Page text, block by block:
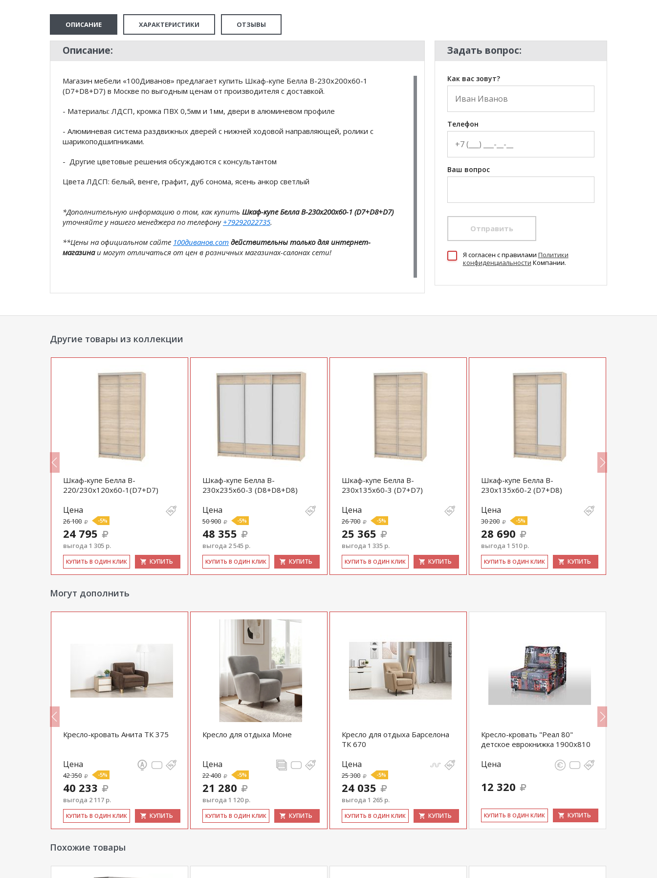
ОПИСАНИЕ ХАРАКТЕРИСТИКИ ОТЗЫВЫ
Описание:
Магазин мебели «100Диванов» предлагает купить Шкаф-купе Белла B-230х200х60-1
(D7+D8+D7) в Москве по выгодным ценам от производителя с доставкой.
- Материалы: ЛДСП, кромка ПВХ 0,5мм и 1мм, двери в алюминевом профиле
- Алюминевая система раздвижных дверей с нижней ходовой направляющей, ролики с
шарикоподшипниками.
- Другие цветовые решения обсуждаются с консультантом
Цвета ЛДСП: белый, венге, графит, дуб сонома, ясень анкор светлый
*Дополнительную информацию о том, как купить Шкаф-купе Белла B-230х200х60-1 (D7+D8+D7)
уточняйте у нашего менеджера по телефону +79292022735.
**Цены на официальном сайте 100диванов.com действительны только для интернет-
магазинаи могут отличаться от цен в розничных магазинах-салонах сети!
Задать вопрос:
Как вас зовут?
Телефон
Ваш вопрос
Отправить
Я согласен c правилами Политики
конфиденциальности Компании.
Другие товары из коллекции
Шкаф-купе Белла B-
220/230х120х60-1(D7+D7)
Цена
26 100 -5%
24 795
выгода 1 305 р.
КУ­ПИТЬ В ОДИН КЛИК КУПИТЬ
Шкаф-купе Белла B-
230х235х60-3 (D8+D8+D8)
Цена
50 900 -5%
48 355
выгода 2 545 р.
КУ­ПИТЬ В ОДИН КЛИК КУПИТЬ
Шкаф-купе Белла B-
230х135х60-3 (D7+D7)
Цена
26 700 -5%
25 365
выгода 1 335 р.
КУ­ПИТЬ В ОДИН КЛИК КУПИТЬ
Шкаф-купе Белла B-
230х135х60-2 (D7+D8)
Цена
30 200 -5%
28 690
выгода 1 510 р.
КУ­ПИТЬ В ОДИН КЛИК КУПИТЬ
Могут дополнить
Кресло-кровать Анита ТК 375
Цена
42 350 -5%
40 233
выгода 2 117 р.
КУ­ПИТЬ В ОДИН КЛИК КУПИТЬ
Кресло для отдыха Моне
Цена
22 400 -5%
21 280
выгода 1 120 р.
КУ­ПИТЬ В ОДИН КЛИК КУПИТЬ
Кресло для отдыха Барселона
ТК 670
Цена
25 300 -5%
24 035
выгода 1 265 р.
КУ­ПИТЬ В ОДИН КЛИК КУПИТЬ
Кресло-кровать "Реал 80"
детское еврокнижка 1900х810
Цена
12 320
КУ­ПИТЬ В ОДИН КЛИК КУПИТЬ
Похожие товары